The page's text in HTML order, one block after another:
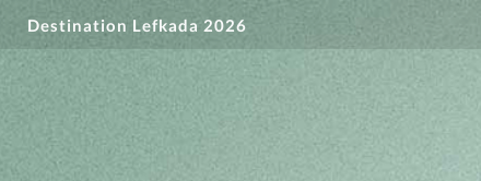
Destination Lefkada 2026